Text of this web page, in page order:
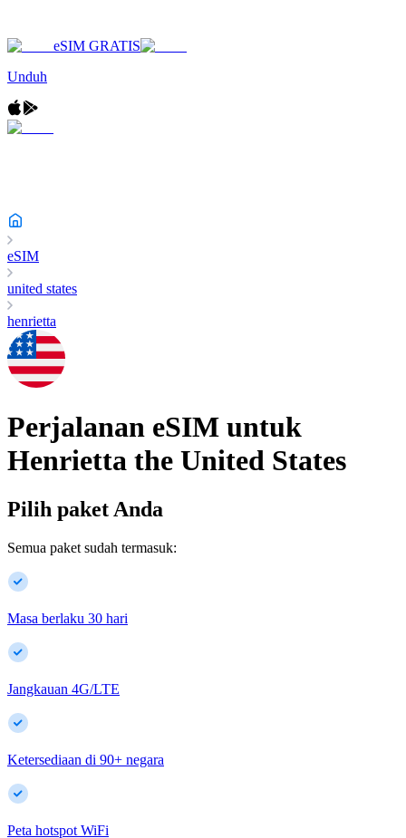
eSIM GRATIS
Unduh
eSIM
united states
henrietta
Perjalanan eSIM untuk
Henrietta the United States
Pilih paket Anda
Semua paket sudah termasuk:
Masa berlaku 30 hari
Jangkauan 4G/LTE
Ketersediaan di 90+ negara
Peta hotspot WiFi